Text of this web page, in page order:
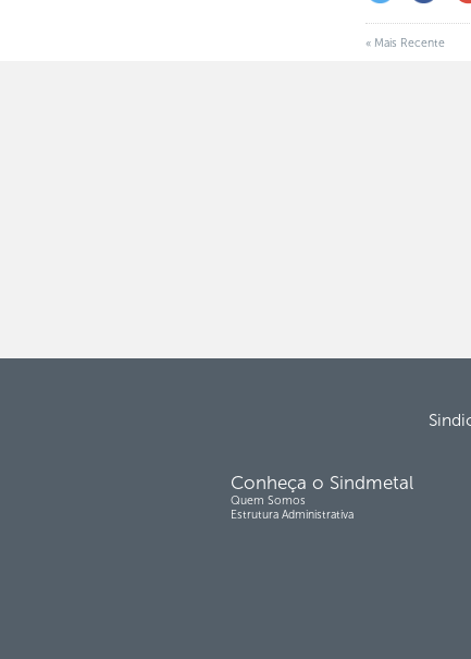
« Mais Recente
Conheça o Sindmetal
Quem Somos
Estrutura Administrativa